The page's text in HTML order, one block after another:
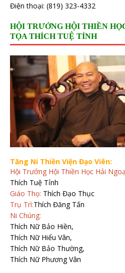
Điện thoại: (819) 323-4332
HỘI TRƯỞNG HỘI THIỀN
TỌA THÍCH TUỆ TỈNH
Tăng Ni Thiền Viện Đạo Viên:
Hội Trưởng Hội Thiền Học Hải
Thích Tuệ Tỉnh
Giáo Thọ: Thích Đạo Thục
Trụ Trì:Thích Đăng Tấn
Ni Chúng:
Thích Nữ Bảo Hiền,
Thích Nữ Hiểu Vân,
Thích Nữ Bảo Thường,
Thích Nữ Phương Vân